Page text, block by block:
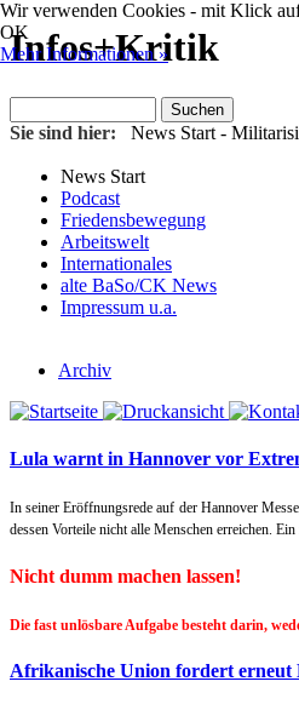
Infos+Kritik
Sie sind hier: News Start -
News Start
Podcast
Friedensbewegung
Arbeitswelt
Internationales
alte BaSo/CK News
Impressum u.a.
Archiv
Lula warnt in Hannover vor
In seiner Eröffnungsrede auf der Hannover
dessen Vorteile nicht alle Menschen erreichen.
Nicht dumm machen lassen!
Die fast unlösbare Aufgabe besteht darin,
Afrikanische Union fordert erneut
Wir verwenden Cookies - mit Klick
OK
Mehr Informationen »